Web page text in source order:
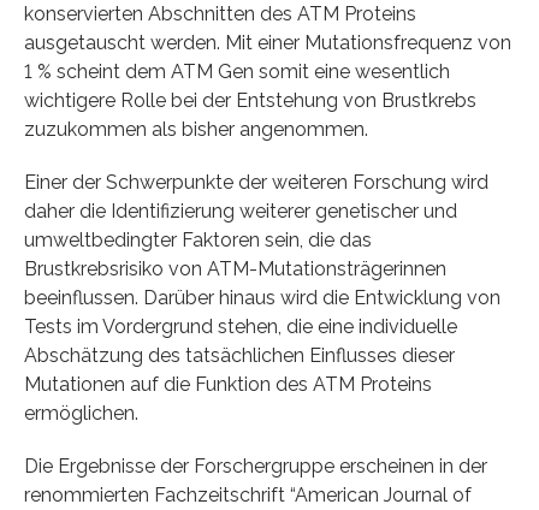
konservierten Abschnitten des ATM Proteins
ausgetauscht werden. Mit einer Mutationsfrequenz von
1 % scheint dem ATM Gen somit eine wesentlich
wichtigere Rolle bei der Entstehung von Brustkrebs
zuzukommen als bisher angenommen.
Einer der Schwerpunkte der weiteren Forschung wird
daher die Identifizierung weiterer genetischer und
umweltbedingter Faktoren sein, die das
Brustkrebsrisiko von ATM-Mutationsträgerinnen
beeinflussen. Darüber hinaus wird die Entwicklung von
Tests im Vordergrund stehen, die eine individuelle
Abschätzung des tatsächlichen Einflusses dieser
Mutationen auf die Funktion des ATM Proteins
ermöglichen.
Die Ergebnisse der Forschergruppe erscheinen in der
renommierten Fachzeitschrift “American Journal of